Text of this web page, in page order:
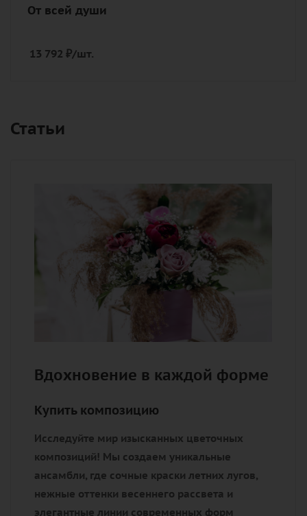
От всей души
13 792 ₽/шт.
Статьи
Вдохновение в каждой форме
Купить композицию
Исследуйте мир изысканных цветочных
композиций! Мы создаем уникальные
ансамбли, где сочные краски летних лугов,
нежные оттенки весеннего рассвета и
элегантные линии современных форм